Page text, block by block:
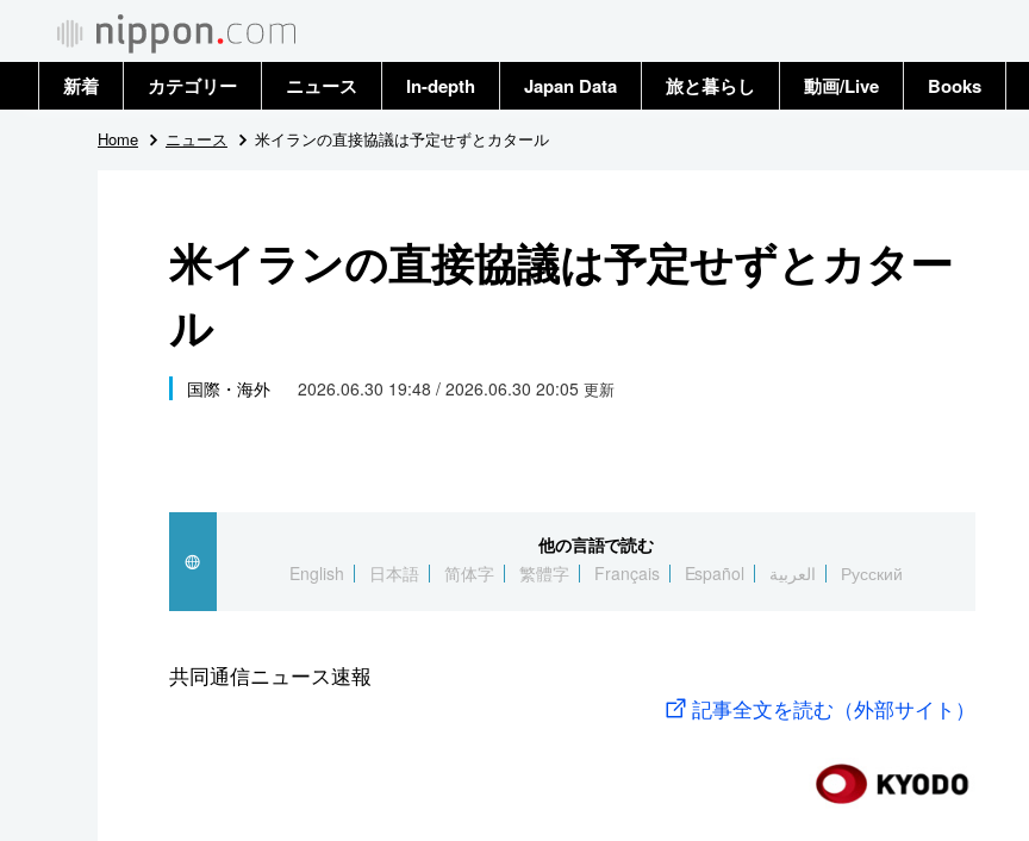
新着 カテゴリー
政治・外交
国際
社会
文化
スポーツ・東京2020
ニュース
トップ
In-depth Japan Data 旅と暮らし 動画/Live Books
Home ニュース 米イランの直接協議は予定せずとカタール
米イランの直接協議は予定せずとカター
ル
国際・海外 2026.06.30 19:48 / 2026.06.30 20:05 更新
他の言語で読む
English
日本語 简体字 繁體字 Français Español العربية Русский
共同通信ニュース速報
記事全文を読む（外部サイト）